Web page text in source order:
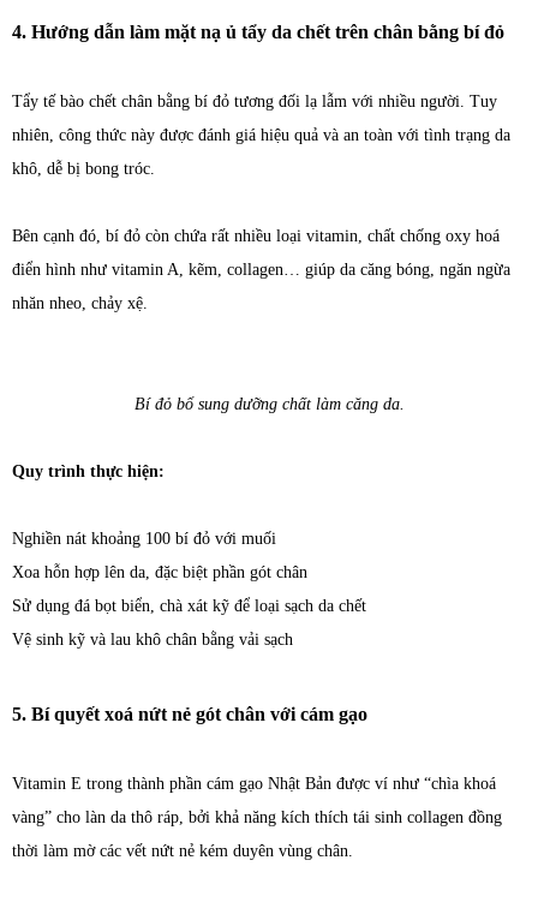
4. Hướng dẫn làm mặt nạ ủ tẩy da chết trên chân bằng bí đỏ
Tẩy tế bào chết chân bằng bí đỏ tương đối lạ lẫm với nhiều người. Tuy
nhiên, công thức này được đánh giá hiệu quả và an toàn với tình trạng da
khô, dễ bị bong tróc.
Bên cạnh đó, bí đỏ còn chứa rất nhiều loại vitamin, chất chống oxy hoá
điển hình như vitamin A, kẽm, collagen… giúp da căng bóng, ngăn ngừa
nhăn nheo, chảy xệ.
Bí đỏ bổ sung dưỡng chất làm căng da.
Quy trình thực hiện:
Nghiền nát khoảng 100 bí đỏ với muối
Xoa hỗn hợp lên da, đặc biệt phần gót chân
Sử dụng đá bọt biển, chà xát kỹ để loại sạch da chết
Vệ sinh kỹ và lau khô chân bằng vải sạch
5. Bí quyết xoá nứt nẻ gót chân với cám gạo
Vitamin E trong thành phần cám gạo Nhật Bản được ví như “chìa khoá
vàng” cho làn da thô ráp, bởi khả năng kích thích tái sinh collagen đồng
thời làm mờ các vết nứt nẻ kém duyên vùng chân.